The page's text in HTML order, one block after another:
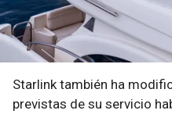
Starlink también ha
previstas de su servicio